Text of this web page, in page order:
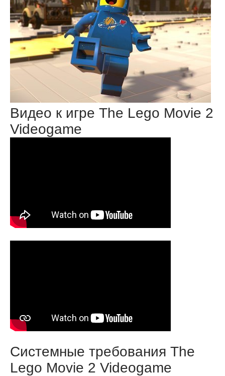
Видео к игре The Lego Movie 2
Videogame
Системные требования The
Lego Movie 2 Videogame